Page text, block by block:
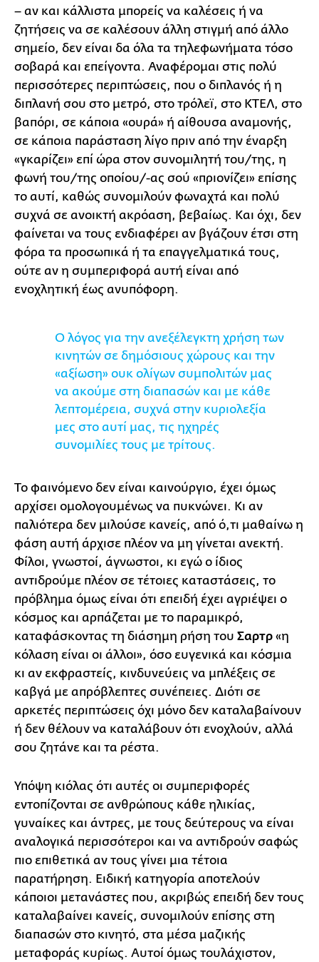
– αν και κάλλιστα μπορείς να καλέσεις ή να
ζητήσεις να σε καλέσουν άλλη στιγμή από άλλο
σημείο, δεν είναι δα όλα τα τηλεφωνήματα τόσο
σοβαρά και επείγοντα. Αναφέρομαι στις πολύ
περισσότερες περιπτώσεις, που ο διπλανός ή η
διπλανή σου στο μετρό, στο τρόλεϊ, στο ΚΤΕΛ, στο
βαπόρι, σε κάποια «ουρά» ή αίθουσα αναμονής,
σε κάποια παράσταση λίγο πριν από την έναρξη
«γκαρίζει» επί ώρα στον συνομιλητή του/της, η
φωνή του/της οποίου/-ας σού «πριονίζει» επίσης
το αυτί, καθώς συνομιλούν φωναχτά και πολύ
συχνά σε ανοικτή ακρόαση, βεβαίως. Και όχι, δεν
φαίνεται να τους ενδιαφέρει αν βγάζουν έτσι στη
φόρα τα προσωπικά ή τα επαγγελματικά τους,
ούτε αν η συμπεριφορά αυτή είναι από
ενοχλητική έως ανυπόφορη.
Ο λόγος για την ανεξέλεγκτη χρήση των
κινητών σε δημόσιους χώρους και την
«αξίωση» ουκ ολίγων συμπολιτών μας
να ακούμε στη διαπασών και με κάθε
λεπτομέρεια, συχνά στην κυριολεξία
μες στο αυτί μας, τις ηχηρές
συνομιλίες τους με τρίτους.
Το φαινόμενο δεν είναι καινούργιο, έχει όμως
αρχίσει ομολογουμένως να πυκνώνει. Κι αν
παλιότερα δεν μιλούσε κανείς, από ό,τι μαθαίνω η
φάση αυτή άρχισε πλέον να μη γίνεται ανεκτή.
Φίλοι, γνωστοί, άγνωστοι, κι εγώ ο ίδιος
αντιδρούμε πλέον σε τέτοιες καταστάσεις, το
πρόβλημα όμως είναι ότι επειδή έχει αγριέψει ο
κόσμος και αρπάζεται με το παραμικρό,
καταφάσκοντας τη διάσημη ρήση του Σαρτρ «η
κόλαση είναι οι άλλοι», όσο ευγενικά και κόσμια
κι αν εκφραστείς, κινδυνεύεις να μπλέξεις σε
καβγά με απρόβλεπτες συνέπειες. Διότι σε
αρκετές περιπτώσεις όχι μόνο δεν καταλαβαίνουν
ή δεν θέλουν να καταλάβουν ότι ενοχλούν, αλλά
σου ζητάνε και τα ρέστα.
Υπόψη κιόλας ότι αυτές οι συμπεριφορές
εντοπίζονται σε ανθρώπους κάθε ηλικίας,
γυναίκες και άντρες, με τους δεύτερους να είναι
αναλογικά περισσότεροι και να αντιδρούν σαφώς
πιο επιθετικά αν τους γίνει μια τέτοια
παρατήρηση. Ειδική κατηγορία αποτελούν
κάποιοι μετανάστες που, ακριβώς επειδή δεν τους
καταλαβαίνει κανείς, συνομιλούν επίσης στη
διαπασών στο κινητό, στα μέσα μαζικής
μεταφοράς κυρίως. Αυτοί όμως τουλάχιστον,